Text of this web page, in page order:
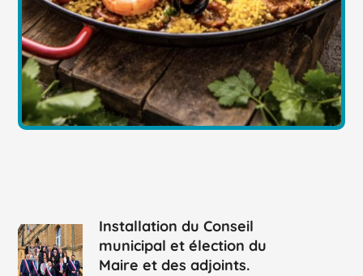
Installation du Conseil
municipal et élection du
Maire et des adjoints.